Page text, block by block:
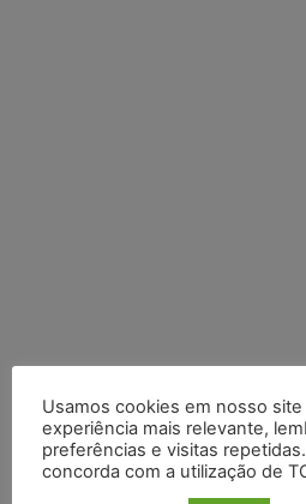
Usamos cookies em nosso
experiência mais relevante,
preferências e visitas
concorda com a utilização de